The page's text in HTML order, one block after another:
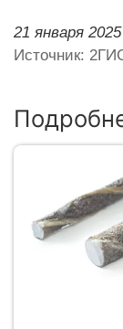
21 января 2025
Источник: